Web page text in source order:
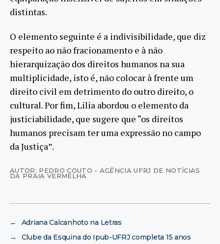
distintas.
O elemento seguinte é a indivisibilidade, que diz
respeito ao não fracionamento e à não
hierarquização dos direitos humanos na sua
multiplicidade, isto é, não colocar à frente um
direito civil em detrimento do outro direito, o
cultural. Por fim, Lilia abordou o elemento da
justiciabilidade, que sugere que “os direitos
humanos precisam ter uma expressão no campo
da Justiça”.
AUTOR: PEDRO COUTO - AGÊNCIA UFRJ DE NOTÍCIAS
DA PRAIA VERMELHA
←
Adriana Calcanhoto na Letras
→
Clube da Esquina do Ipub-UFRJ completa 15 anos